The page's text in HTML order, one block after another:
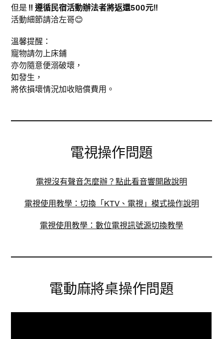
但是 ‼ 遵循民宿活動辦法者將返還500元‼
活動細節請洽左哥😊
溫馨提醒：
寵物請勿上床鋪
亦勿隨意便溺破壞，
如發生，
將依損壞情況加收賠償費用。
電視操作問題
電視沒有聲音怎麼辦？點此看音響開啟說明
電視使用教學：切換「KTV、電視」模式操作說明
電視使用教學：數位電視訊號源切換教學
電動麻將桌操作問題